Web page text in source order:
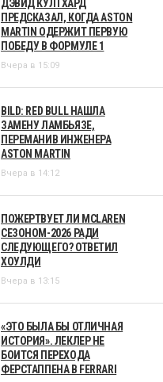
ДЭВИД КУЛТХАРД
ПРЕДСКАЗАЛ, КОГДА ASTON
MARTIN ОДЕРЖИТ ПЕРВУЮ
ПОБЕДУ В ФОРМУЛЕ 1
Вчера в 15:09
BILD: RED BULL НАШЛА
ЗАМЕНУ ЛАМБЬЯЗЕ,
ПЕРЕМАНИВ ИНЖЕНЕРА
ASTON MARTIN
Вчера в 14:12
ПОЖЕРТВУЕТ ЛИ MCLAREN
СЕЗОНОМ-2026 РАДИ
СЛЕДУЮЩЕГО? ОТВЕТИЛ
ХОУЛДИ
Вчера в 13:15
«ЭТО БЫЛА БЫ ОТЛИЧНАЯ
ИСТОРИЯ». ЛЕКЛЕР НЕ
БОИТСЯ ПЕРЕХОДА
ФЕРСТАППЕНА В FERRARI